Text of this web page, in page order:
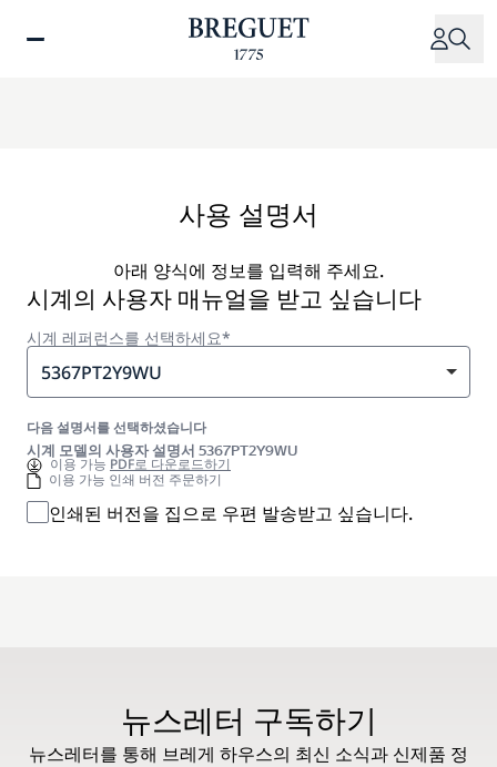
사용 설명서
아래 양식에 정보를 입력해 주세요.
시계의 사용자 매뉴얼을 받고 싶습니다
시계 레퍼런스를 선택하세요*
5367PT2Y9WU
다음 설명서를 선택하셨습니다
시계 모델의 사용자 설명서 5367PT2Y9WU
이용 가능 PDF로 다운로드하기
이용 가능 인쇄 버전 주문하기
인쇄된 버전을 집으로 우편 발송받고 싶습니다.
뉴스레터 구독하기
뉴스레터를 통해 브레게 하우스의 최신 소식과 신제품 정